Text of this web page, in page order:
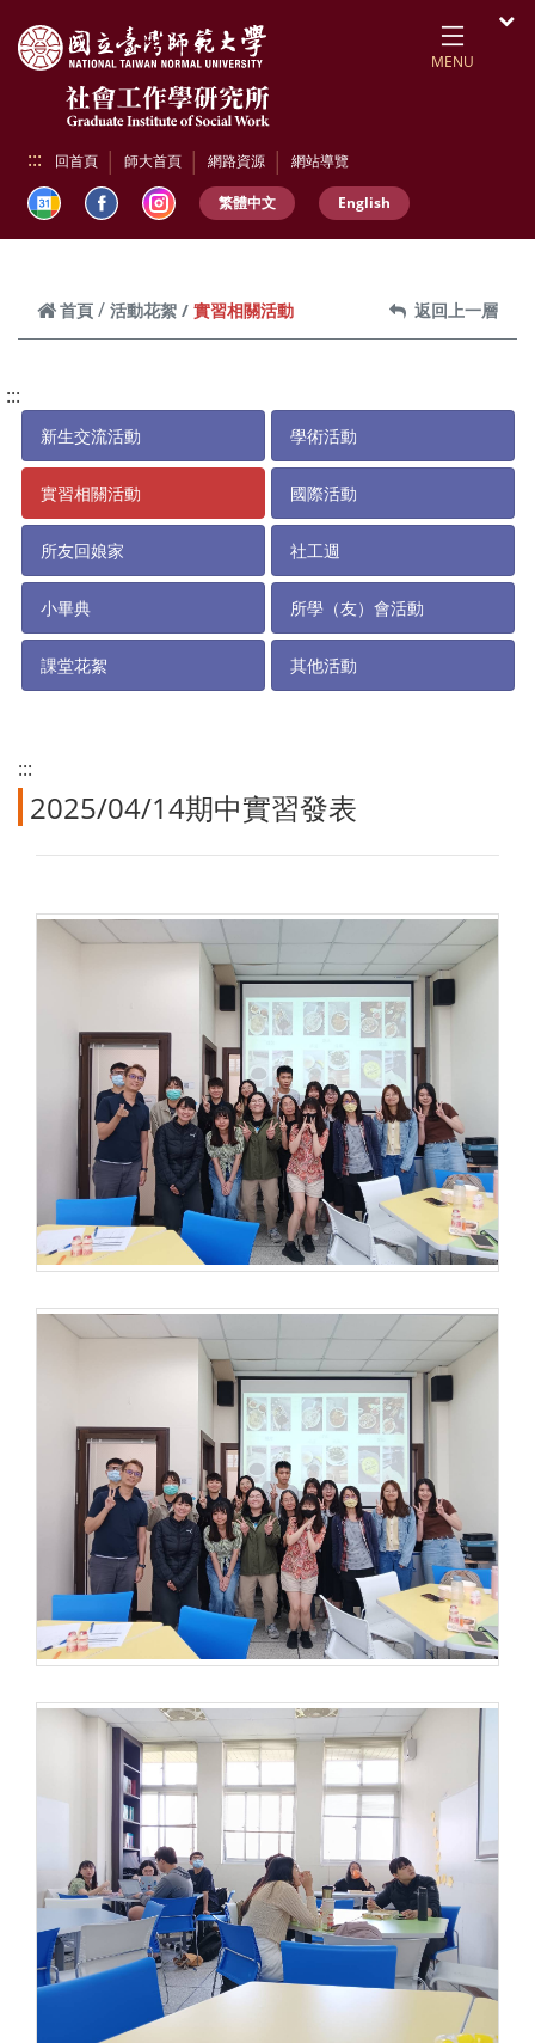
MENU
::: 回首頁 師大首頁 網路資源 網站導覽
繁體中文 English
首頁 活動花絮 實習相關活動 返回上一層
:::
新生交流活動 學術活動
實習相關活動 國際活動
所友回娘家 社工週
小畢典 所學（友）會活動
課堂花絮 其他活動
:::
2025/04/14期中實習發表